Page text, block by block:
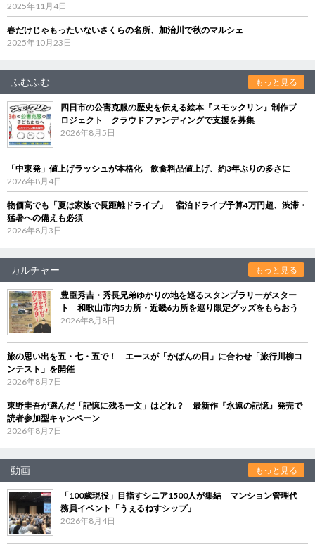
2025年11月4日
春だけじゃもったいないさくらの名所、加治川で秋のマルシェ
2025年10月23日
ふむふむ もっと見る
四日市の公害克服の歴史を伝える絵本『スモックリン』制作プ
ロジェクト クラウドファンディングで支援を募集
2026年8月5日
「中東発」値上げラッシュが本格化 飲食料品値上げ、約3年ぶりの多さに
2026年8月4日
物価高でも「夏は家族で長距離ドライブ」 宿泊ドライブ予算4万円超、渋滞・
猛暑への備えも必須
2026年8月3日
カルチャー もっと見る
豊臣秀吉・秀長兄弟ゆかりの地を巡るスタンプラリーがスター
ト 和歌山市内5カ所・近畿6カ所を巡り限定グッズをもらおう
2026年8月8日
旅の思い出を五・七・五で！ エースが「かばんの日」に合わせ「旅行川柳コ
ンテスト」を開催
2026年8月7日
東野圭吾が選んだ「記憶に残る一文」はどれ？ 最新作『永遠の記憶』発売で
読者参加型キャンペーン
2026年8月7日
動画 もっと見る
「100歳現役」目指すシニア1500人が集結 マンション管理代
務員イベント「うぇるねすシップ」
2026年8月4日